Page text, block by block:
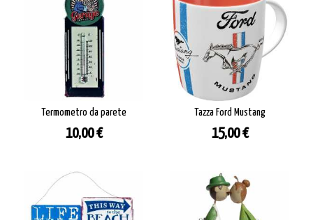
Termometro da parete
Prezzo
10,00 €
Tazza Ford Mustang
Prezzo
15,00 €